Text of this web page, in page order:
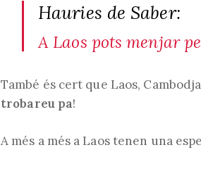
Hauries de Saber:
A Laos pots menjar
També és cert que Laos,
trobareu pa!
A més a més a Laos tenen una